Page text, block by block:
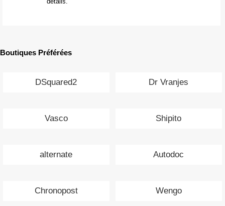
Boutiques Préférées
DSquared2 Dr Vranjes
Vasco Shipito
alternate Autodoc
Chronopost Wengo